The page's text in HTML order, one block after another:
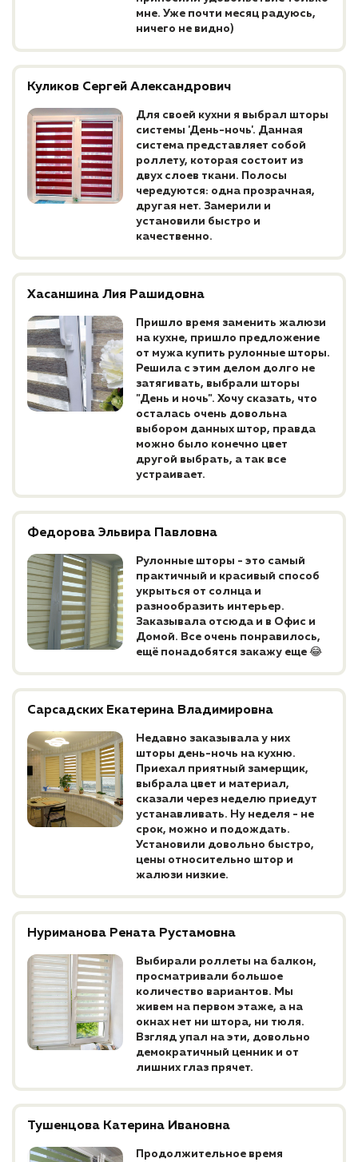
мне. Уже почти месяц радуюсь,
ничего не видно)
Куликов Сергей Александрович
Для своей кухни я выбрал шторы
системы 'День-ночь'. Данная
система представляет собой
роллету, которая состоит из
двух слоев ткани. Полосы
чередуются: одна прозрачная,
другая нет. Замерили и
установили быстро и
качественно.
Хасаншина Лия Рашидовна
Пришло время заменить жалюзи
на кухне, пришло предложение
от мужа купить рулонные шторы.
Решила с этим делом долго не
затягивать, выбрали шторы
"День и ночь". Хочу сказать, что
осталась очень довольна
выбором данных штор, правда
можно было конечно цвет
другой выбрать, а так все
устраивает.
Федорова Эльвира Павловна
Рулонные шторы - это самый
практичный и красивый способ
укрыться от солнца и
разнообразить интерьер.
Заказывала отсюда и в Офис и
Домой. Все очень понравилось,
ещё понадобятся закажу еще 😂
Сарсадских Екатерина Владимировна
Недавно заказывала у них
шторы день-ночь на кухню.
Приехал приятный замерщик,
выбрала цвет и материал,
сказали через неделю приедут
устанавливать. Ну неделя - не
срок, можно и подождать.
Установили довольно быстро,
цены относительно штор и
жалюзи низкие.
Нуриманова Рената Рустамовна
Выбирали роллеты на балкон,
просматривали большое
количество вариантов. Мы
живем на первом этаже, а на
окнах нет ни штора, ни тюля.
Взгляд упал на эти, довольно
демократичный ценник и от
лишних глаз прячет.
Тушенцова Катерина Ивановна
Продолжительное время